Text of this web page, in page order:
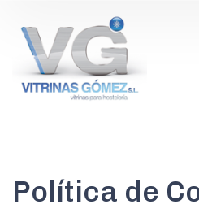
Política de